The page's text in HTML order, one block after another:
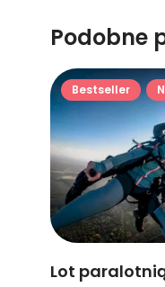
Podobne
Bestseller
Lot